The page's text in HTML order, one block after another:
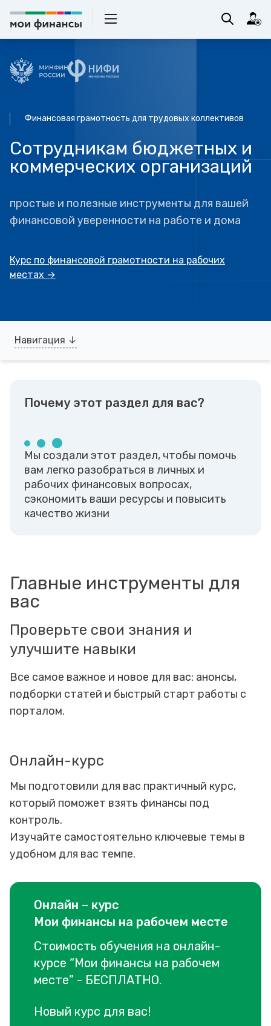
Финансовая грамотность для трудовых коллективов
Сотрудникам бюджетных и
коммерческих организаций
простые и полезные инструменты для вашей
финансовой уверенности на работе и дома
Курс по финансовой грамотности на рабочих
местах →
Навигация ↓
Почему этот раздел для вас?
Мы создали этот раздел, чтобы помочь
вам легко разобраться в личных и
рабочих финансовых вопросах,
сэкономить ваши ресурсы и повысить
качество жизни
Главные инструменты для
вас
Проверьте свои знания и
улучшите навыки
Все самое важное и новое для вас: анонсы,
подборки статей и быстрый старт работы с
порталом.
Онлайн-курс
Мы подготовили для вас практичный курс,
который поможет взять финансы под
контроль.
Изучайте самостоятельно ключевые темы в
удобном для вас темпе.
Онлайн – курс
Мои финансы на рабочем месте
Стоимость обучения на онлайн-
курсе “Мои финансы на рабочем
месте” - БЕСПЛАТНО.
Новый курс для вас!